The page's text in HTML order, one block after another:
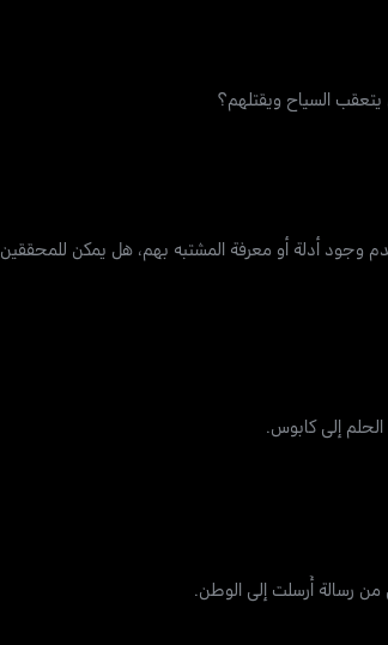
يتعقب السياح ويقتلهم؟
وجود أدلة أو معرفة المشتبه بهم، هل يمكن للمحققين
إلى كابوس.
من رسالة أُرسلت إلى الوطن.